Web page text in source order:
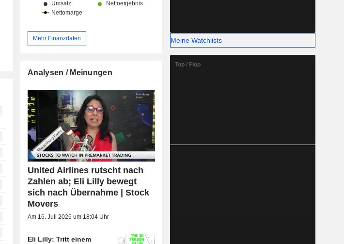
Mehr Finanzdaten
Analysen / Meinungen
United Airlines rutscht nach
Zahlen ab; Eli Lilly bewegt
sich nach Übernahme | Stock
Movers
Am 16. Juli 2026 um 18:04 Uhr
Eli Lilly: Tritt einem
Meine Watchlists
Top / Flop